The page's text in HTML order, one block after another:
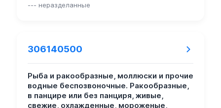
--- неразделанные
306140500
Рыба и ракообразные, моллюски и прочие
водные беспозвоночные. Ракообразные,
в панцире или без панциря, живые,
свежие, охлажденные, мороженые,